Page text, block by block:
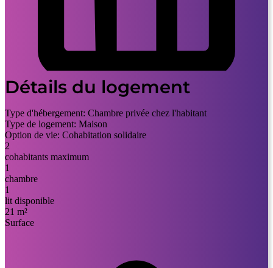
Détails du logement
Type d'hébergement: Chambre privée chez l'habitant
Type de logement: Maison
Option de vie: Cohabitation solidaire
2
cohabitants maximum
1
chambre
1
lit disponible
21 m²
Surface